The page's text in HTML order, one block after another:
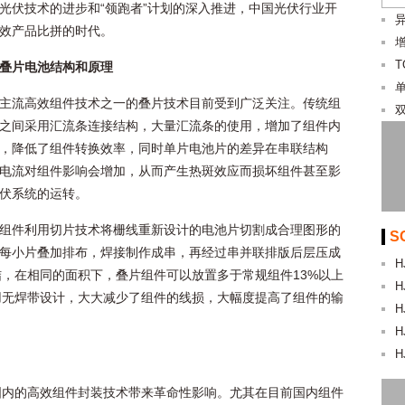
伏技术的进步和“领跑者”计划的深入推进，中国光伏行业开
产品比拼的时代。
片电池结构和原理
流高效组件技术之一的叠片技术目前受到广泛关注。传统组
间采用汇流条连接结构，大量汇流条的使用，增加了组件内
降低了组件转换效率，同时单片电池片的差异在串联结构
流对组件影响会增加，从而产生热斑效应而损坏组件甚至影
系统的运转。
件利用切片技术将栅线重新设计的电池片切割成合理图形的
小片叠加排布，焊接制作成串，再经过串并联排版后层压成
在相同的面积下，叠片组件可以放置多于常规组件13%以上
焊带设计，大大减少了组件的线损，大幅度提高了组件的输
的高效组件封装技术带来革命性影响。尤其在目前国内组件